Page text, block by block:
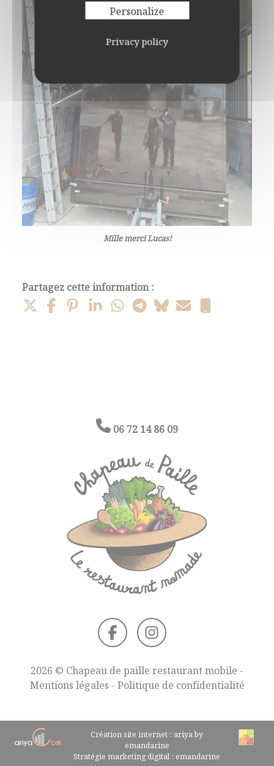
Mille merci Lucas!
Partagez cette information :
06 72 14 86 09
2026 © Chapeau de paille restaurant mobile -
Mentions légales -Politique de confidentialité
Création site internet : ariya by
emandarine
Stratégie marketing digital : emandarine
Personalize
Privacy policy